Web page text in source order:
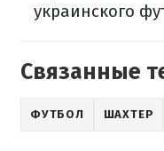
украинского
Связанные
ФУТБОЛ ШАХТЕР